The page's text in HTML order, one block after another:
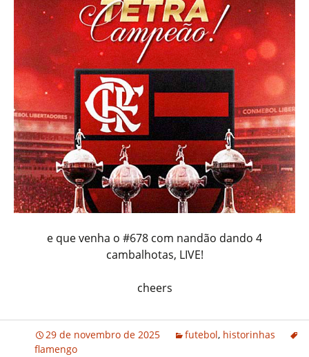
e que venha o #678 com nandão dando 4
cambalhotas, LIVE!
cheers
29 de novembro de 2025 futebol, historinhas
flamengo